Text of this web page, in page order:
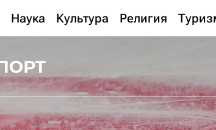
Наука Культура Религия